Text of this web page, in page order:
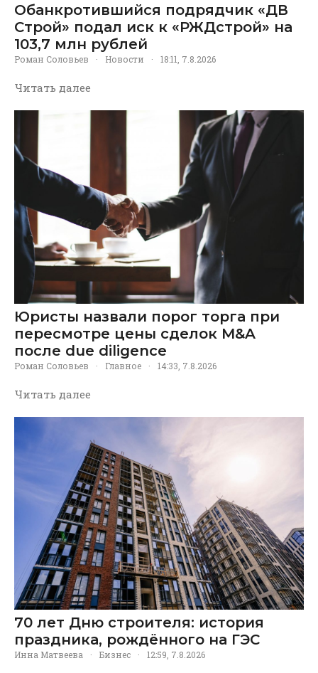
Обанкротившийся подрядчик «ДВ
Строй» подал иск к «РЖДстрой» на
103,7 млн рублей
Роман Соловьев · Новости · 18:11, 7.8.2026
Читать далее
Юристы назвали порог торга при
пересмотре цены сделок M&A
после due diligence
Роман Соловьев · Главное · 14:33, 7.8.2026
Читать далее
70 лет Дню строителя: история
праздника, рождённого на ГЭС
Инна Матвеева · Бизнес · 12:59, 7.8.2026